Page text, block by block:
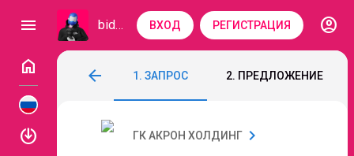
menu bidzaar ВХОД РЕГИСТРАЦИЯ
account_circle
home
enable
arrow_back
Реестр поставщиков фланцев и
1. ЗАПРОС 2. ПРЕДЛОЖЕНИЕ
ГК АКРОН ХОЛДИНГ chevron_right